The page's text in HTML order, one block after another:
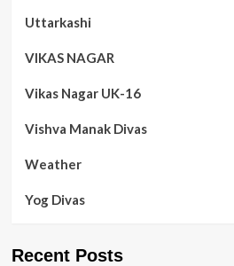
Uttarkashi
VIKAS NAGAR
Vikas Nagar UK-16
Vishva Manak Divas
Weather
Yog Divas
Recent Posts